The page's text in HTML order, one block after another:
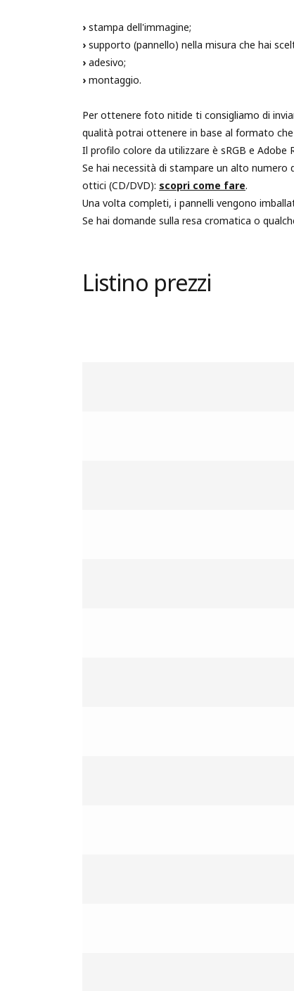
› stampa dell'immagine;
› supporto (pannello) nella misura che hai
› adesivo;
› montaggio.
Per ottenere foto nitide ti consigliamo di
qualità potrai ottenere in base al formato
Il profilo colore da utilizzare è sRGB e Adobe
Se hai necessità di stampare un alto
ottici (CD/DVD): scopri come fare.
Una volta completi, i pannelli vengono
Se hai domande sulla resa cromatica o
Listino prezzi